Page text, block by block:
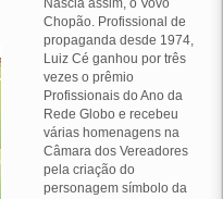
Nascia assim, o Vovô
Chopão. Profissional de
propaganda desde 1974,
Luiz Cé ganhou por três
vezes o prêmio
Profissionais do Ano da
Rede Globo e recebeu
várias homenagens na
Câmara dos Vereadores
pela criação do
personagem símbolo da